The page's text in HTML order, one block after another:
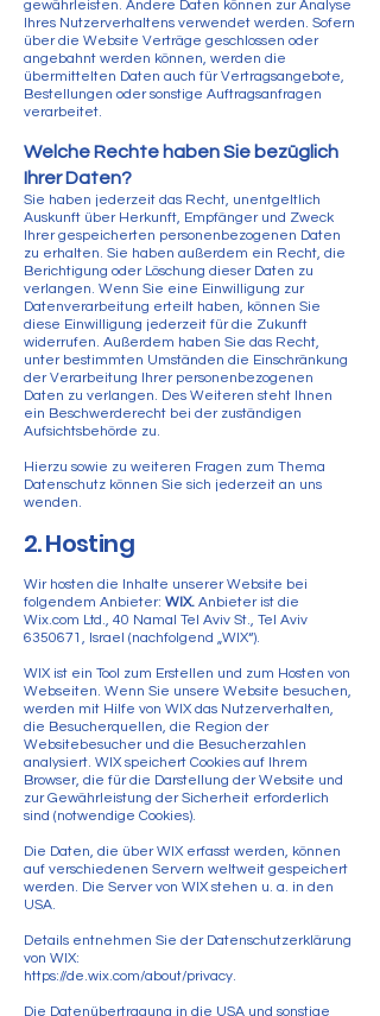
gewährleisten. Andere Daten können zur Analyse
Ihres Nutzerverhaltens verwendet werden. Sofern
über die Website Verträge geschlossen oder
angebahnt werden können, werden die
übermittelten Daten auch für Vertragsangebote,
Bestellungen oder sonstige Auftragsanfragen
verarbeitet.
Welche Rechte haben Sie bezüglich
Ihrer Daten?
Sie haben jederzeit das Recht, unentgeltlich
Auskunft über Herkunft, Empfänger und Zweck
Ihrer gespeicherten personenbezogenen Daten
zu erhalten. Sie haben außerdem ein Recht, die
Berichtigung oder Löschung dieser Daten zu
verlangen. Wenn Sie eine Einwilligung zur
Datenverarbeitung erteilt haben, können Sie
diese Einwilligung jederzeit für die Zukunft
widerrufen. Außerdem haben Sie das Recht,
unter bestimmten Umständen die Einschränkung
der Verarbeitung Ihrer personenbezogenen
Daten zu verlangen. Des Weiteren steht Ihnen
ein Beschwerderecht bei der zuständigen
Aufsichtsbehörde zu.
Hierzu sowie zu weiteren Fragen zum Thema
Datenschutz können Sie sich jederzeit an uns
wenden.
2. Hosting
Wir hosten die Inhalte unserer Website bei
folgendem Anbieter: WIX. Anbieter ist die
Wix.com Ltd., 40 Namal Tel Aviv St., Tel Aviv
6350671 , Israel (nachfolgend „WIX“).
WIX ist ein Tool zum Erstellen und zum Hosten von
Webseiten. Wenn Sie unsere Website besuchen,
werden mit Hilfe von WIX das Nutzerverhalten,
die Besucherquellen, die Region der
Websitebesucher und die Besucherzahlen
analysiert. WIX speichert Cookies auf Ihrem
Browser, die für die Darstellung der Website und
zur Gewährleistung der Sicherheit erforderlich
sind (notwendige Cookies).
Die Daten, die über WIX erfasst werden, können
auf verschiedenen Servern weltweit gespeichert
werden. Die Server von WIX stehen u. a. in den
USA.
Details entnehmen Sie der Datenschutzerklärung
von WIX:
https://de.wix.com/about/privacy.
Die Datenübertragung in die USA und sonstige